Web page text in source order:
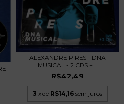
ALEXANDRE PIRES - DNA
MUSICAL - 2 CDS +...
R$42,49
3 x de R$14,16 sem juros